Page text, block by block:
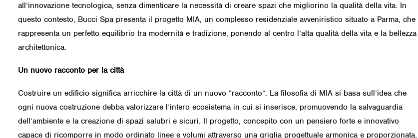
all’innovazione tecnologica, senza dimenticare la necessità di creare spazi che migliorino la qualità della vita. In
questo contesto, Bucci Spa presenta il progetto MIA, un complesso residenziale avveniristico situato a Parma, che
rappresenta un perfetto equilibrio tra modernità e tradizione, ponendo al centro l’alta qualità della vita e la bellezza
architettonica.
Un nuovo racconto per la città
Costruire un edificio significa arricchire la città di un nuovo “racconto”. La filosofia di MIA si basa sull’idea che
ogni nuova costruzione debba valorizzare l’intero ecosistema in cui si inserisce, promuovendo la salvaguardia
dell’ambiente e la creazione di spazi salubri e sicuri. Il progetto, concepito con un pensiero forte e innovativo
capace di ricomporre in modo ordinato linee e volumi attraverso una griglia progettuale armonica e proporzionata,